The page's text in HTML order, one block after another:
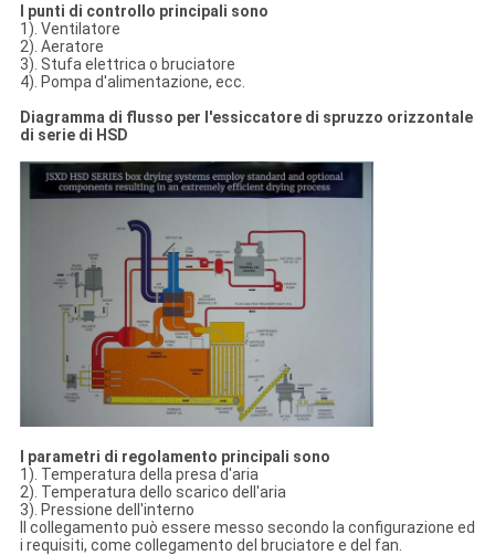
I punti di controllo principali sono
1). Ventilatore
2). Aeratore
3). Stufa elettrica o bruciatore
4). Pompa d'alimentazione, ecc.
Diagramma di flusso per l'essiccatore di spruzzo orizzontale
di serie di HSD
I parametri di regolamento principali sono
1). Temperatura della presa d'aria
2). Temperatura dello scarico dell'aria
3). Pressione dell'interno
Il collegamento può essere messo secondo la configurazione ed
i requisiti, come collegamento del bruciatore e del fan.